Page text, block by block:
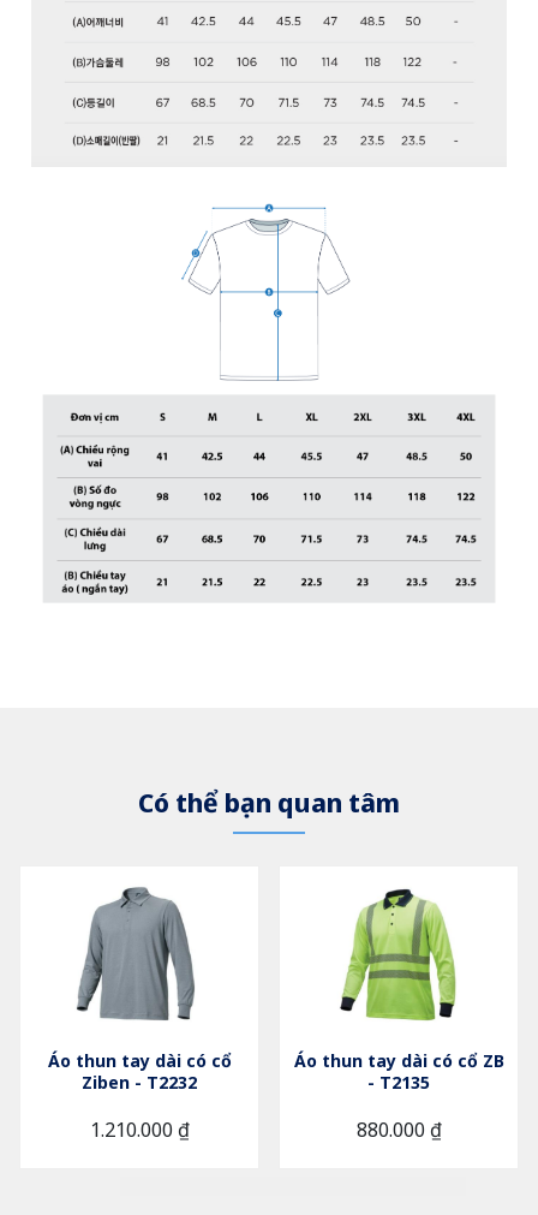
Có thể bạn quan tâm
Áo thun tay dài có cổ
Ziben - T2232
1.210.000 ₫
Áo thun tay dài có cổ ZB
- T2135
880.000 ₫